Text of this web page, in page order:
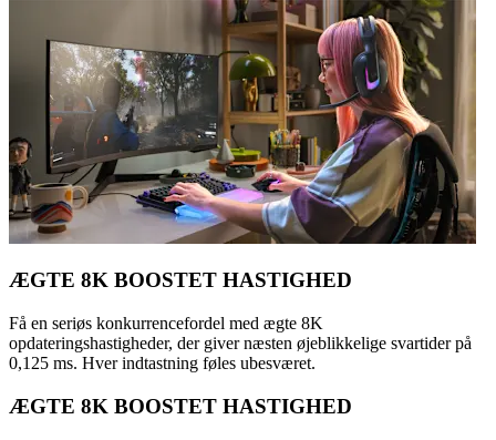
ÆGTE 8K BOOSTET HASTIGHED
Få en seriøs konkurrencefordel med ægte 8K
opdateringshastigheder, der giver næsten øjeblikkelige svartider på
0,125 ms. Hver indtastning føles ubesværet.
ÆGTE 8K BOOSTET HASTIGHED